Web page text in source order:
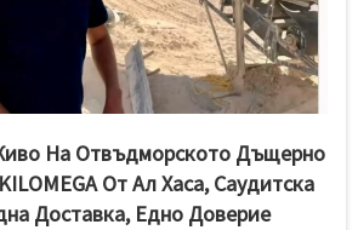
На Отвъдморското Дъщерно
От Ал Хаса, Саудитска
Доставка, Едно Доверие